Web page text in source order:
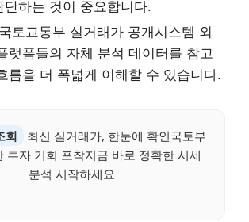
단하는 것이 중요합니다.
국토교통부 실거래가 공개시스템 외
랫폼들의 자체 분석 데이터를 참고
름을 더 폭넓게 이해할 수 있습니다.
회
최신 실거래가, 한눈에 확인국토부
투자 기회 포착지금 바로 정확한 시세
분석 시작하세요